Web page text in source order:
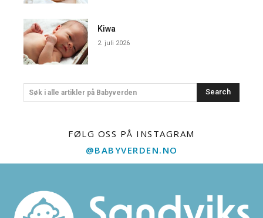
Kiwa
2. juli 2026
Søk i alle artikler på Babyverden Search
FØLG OSS PÅ INSTAGRAM
@BABYVERDEN.NO